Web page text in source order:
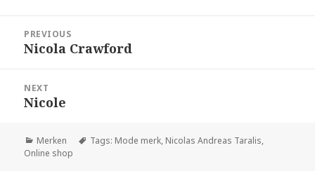
PREVIOUS
Previous
Nicola Crawford
NEXT
Next
Nicole
Merken Tags: Mode merk, Nicolas Andreas Taralis,
Online shop